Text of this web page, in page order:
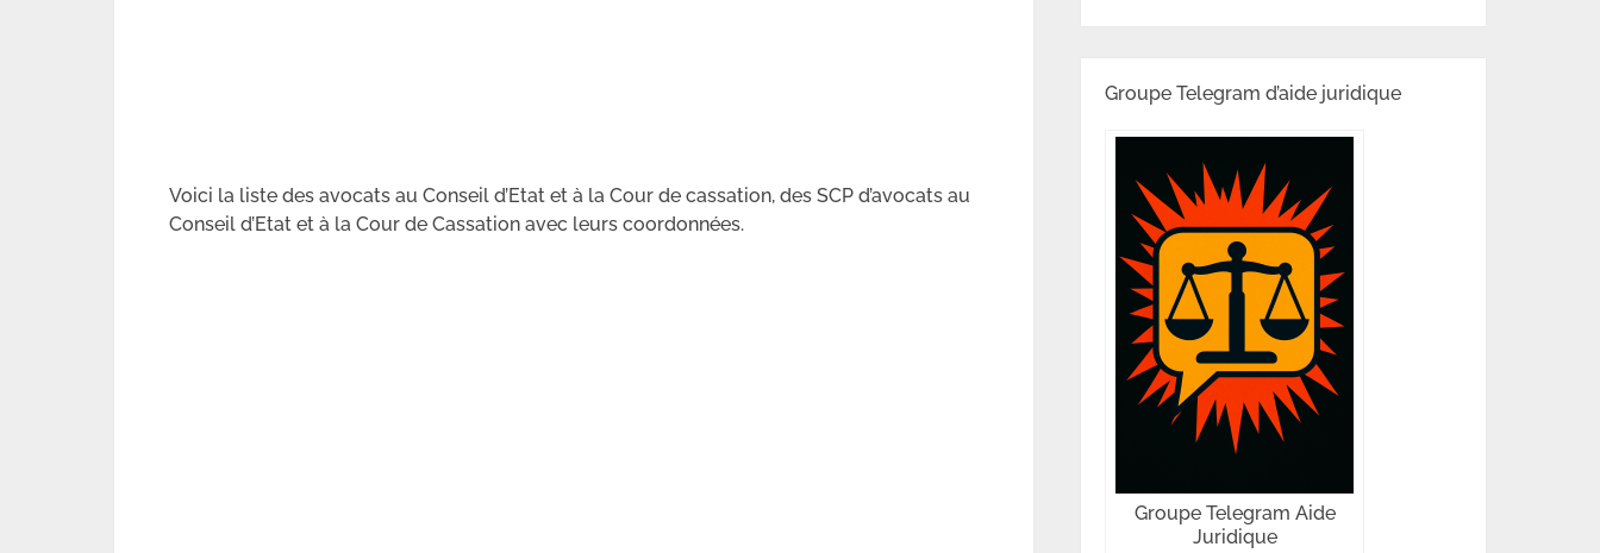
Voici la liste des avocats au Conseil d’Etat et à la Cour de cassation, des SCP d’avocats au
Conseil d’Etat et à la Cour de Cassation avec leurs coordonnées.
Groupe Telegram d’aide juridique
Groupe Telegram Aide
Juridique